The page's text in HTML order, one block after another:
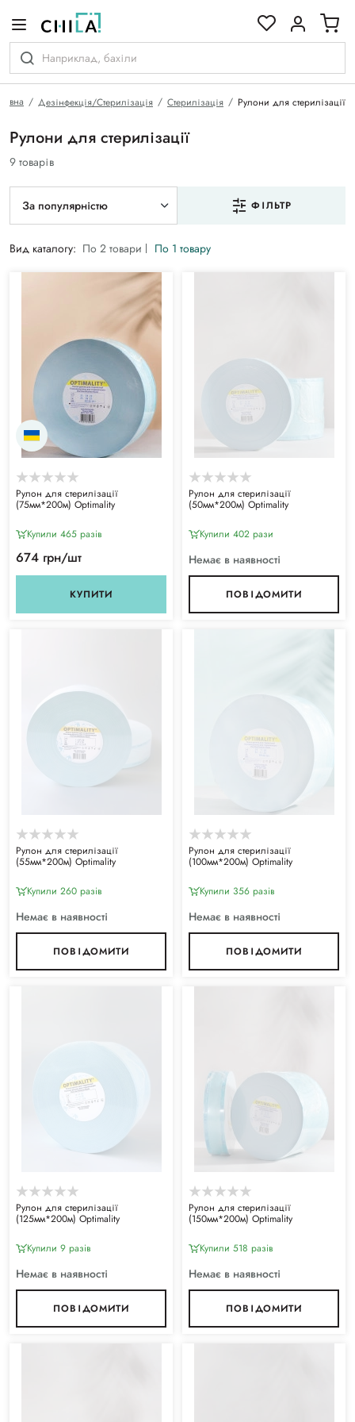
Дезінфекція/Стерилізація Стерилізація Рулони для стерилізації
Рулони для стерилізації
9 товарів
За популярністю ФІЛЬТР
Вид каталогу: По 2 товари По 1 товару
Рулон для стерилізації
(75мм*200м) Optimality
Купили 465 разiв
674 грн/шт
КУПИТИ
Рулон для стерилізації
(50мм*200м) Optimality
Купили 402 рази
Немає в наявності
ПОВІДОМИТИ
Рулон для стерилізації
(55мм*200м) Optimality
Купили 260 разiв
Немає в наявності
ПОВІДОМИТИ
Рулон для стерилізації
(100мм*200м) Optimality
Купили 356 разiв
Немає в наявності
ПОВІДОМИТИ
Рулон для стерилізації
(125мм*200м) Optimality
Купили 9 разiв
Немає в наявності
ПОВІДОМИТИ
Рулон для стерилізації
(150мм*200м) Optimality
Купили 518 разiв
Немає в наявності
ПОВІДОМИТИ
гамі